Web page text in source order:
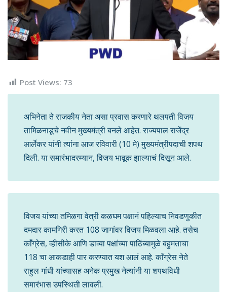
Post Views: 73
अभिनेता ते राजकीय नेता असा प्रवास करणारे थलपती विजय
तामिळनाडूचे नवीन मुख्यमंत्री बनले आहेत. राज्यपाल राजेंद्र
आर्लेकर यांनी त्यांना आज रविवारी (10 मे) मुख्यमंत्रीपदाची शपथ
दिली. या समारंभादरम्यान, विजय भावूक झाल्याचं दिसून आले.
विजय यांच्या तमिळगा वेत्री कळघम पक्षानं पहिल्याच निवडणुकीत
दमदार कामगिरी करत 108 जागांवर विजय मिळवला आहे. तसेच
काँग्रेस, व्हीसीके आणि डाव्या पक्षांच्या पाठिंब्यामुळे बहुमताचा
118 चा आकडाही पार करण्यात यश आलं आहे. काँग्रेस नेते
राहुल गांधी यांच्यासह अनेक प्रमुख नेत्यांनी या शपथविधी
समारंभास उपस्थिती लावली.